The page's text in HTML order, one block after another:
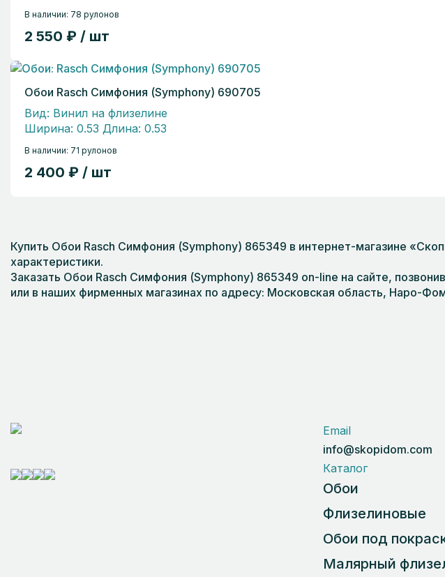
В наличии: 78 рулонов
2 550 ₽ / шт
Обои Rasch Симфония (Symphony) 690705
Вид: Винил на флизелине
Ширина: 0.53 Длина: 0.53
В наличии: 71 рулонов
2 400 ₽ / шт
Купить Обои Rasch Симфония (Symphony) 865349 в интернет-магазине
характеристики.
Заказать Обои Rasch Симфония (Symphony) 865349 on-line на сайте,
или в наших фирменных магазинах по адресу: Московская область, Наро-
Email
info@skopidom.com
Каталог
Обои
Флизелиновые
Обои под
Малярный